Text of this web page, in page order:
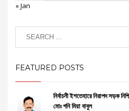
« Jan
FEATURED POSTS
নির্বাচনী ইশতেহারে নিরাপদ সড়ক
মোঃ গনি মিয়া বাবুল